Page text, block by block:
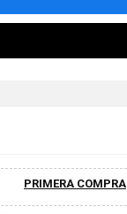
PRIMERA COMPRA